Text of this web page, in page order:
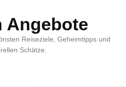
Angebote
Reiseziele, Geheimtipps und
Schätze.